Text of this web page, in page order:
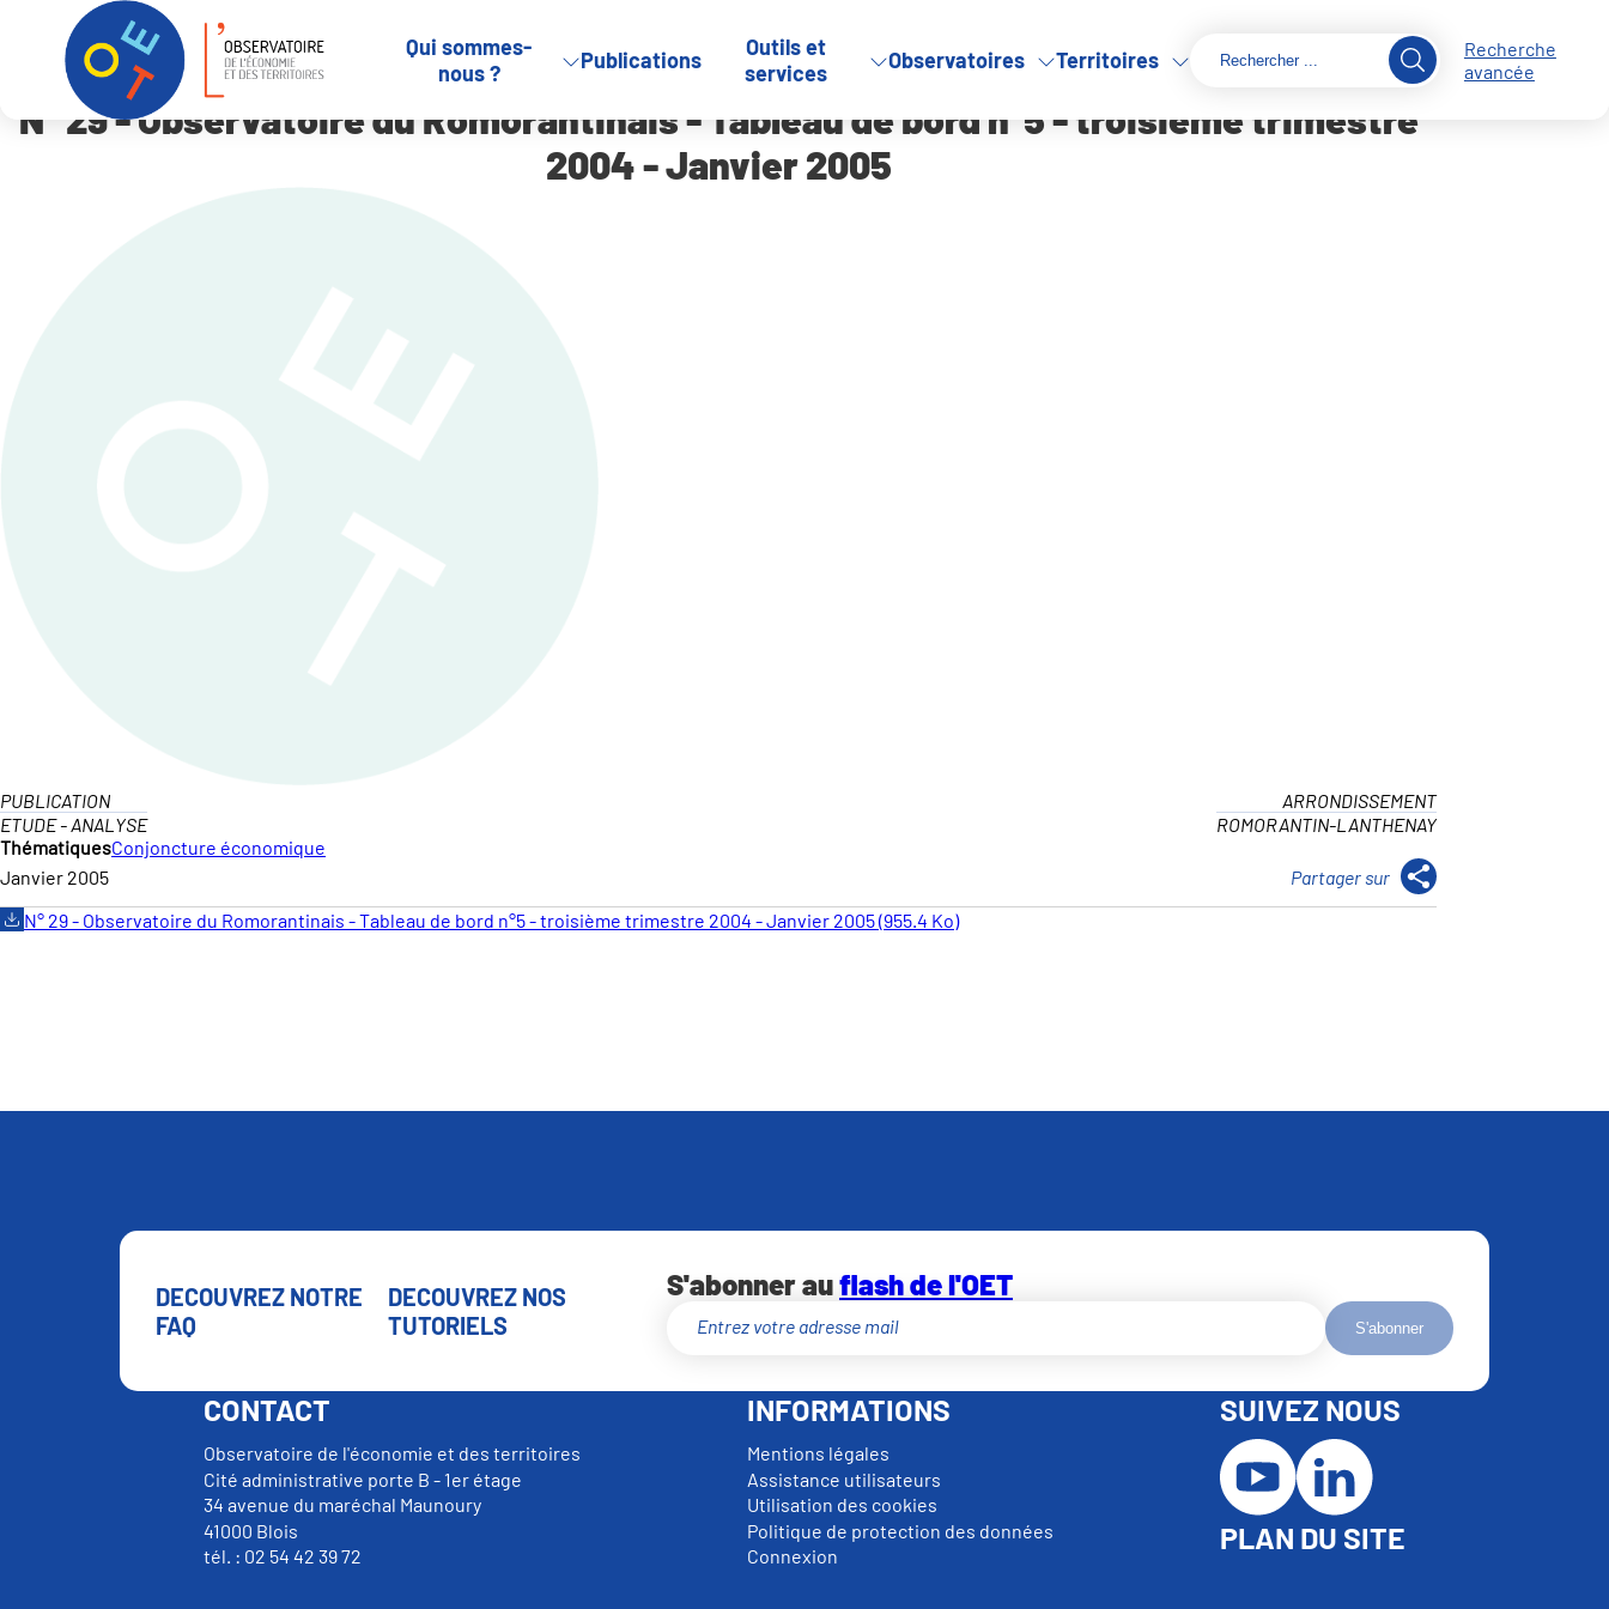
Panneau de gestion des cookies
Qui sommes-
nous ?
Publications
Outils et
services
Observatoires Territoires
Recherche
avancée
N° 29 – Observatoire du Romorantinais – Tableau de bord n°5 – troisième trimestre 2004 – Janvier 2005
N° 29 - Observatoire du Romorantinais - Tableau de bord n°5 - troisième trimestre
2004 - Janvier 2005
PUBLICATION
ETUDE - ANALYSE
ARRONDISSEMENT
ROMORANTIN-LANTHENAY
ThématiquesConjoncture économique
Janvier 2005
N° 29 - Observatoire du Romorantinais - Tableau de bord n°5 - troisième trimestre 2004 - Janvier 2005 (955.4 Ko)
DECOUVREZ NOTRE
FAQ
DECOUVREZ NOS
TUTORIELS
S'abonner auflash de l'OET
S'abonner
CONTACT
Observatoire de l'économie et des territoires
Cité administrative porte B - 1er étage
34 avenue du maréchal Maunoury
41000 Blois
tél. : 02 54 42 39 72
INFORMATIONS
Mentions légales
Assistance utilisateurs
Utilisation des cookies
Politique de protection des données
Connexion
SUIVEZ NOUS
PLAN DU SITE